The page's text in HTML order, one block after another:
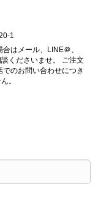
敵なお品でした。また
さらに、「思っ
1
はメール、LINE＠、
くださいませ。 ご注文
のお問い合わせにつき
。